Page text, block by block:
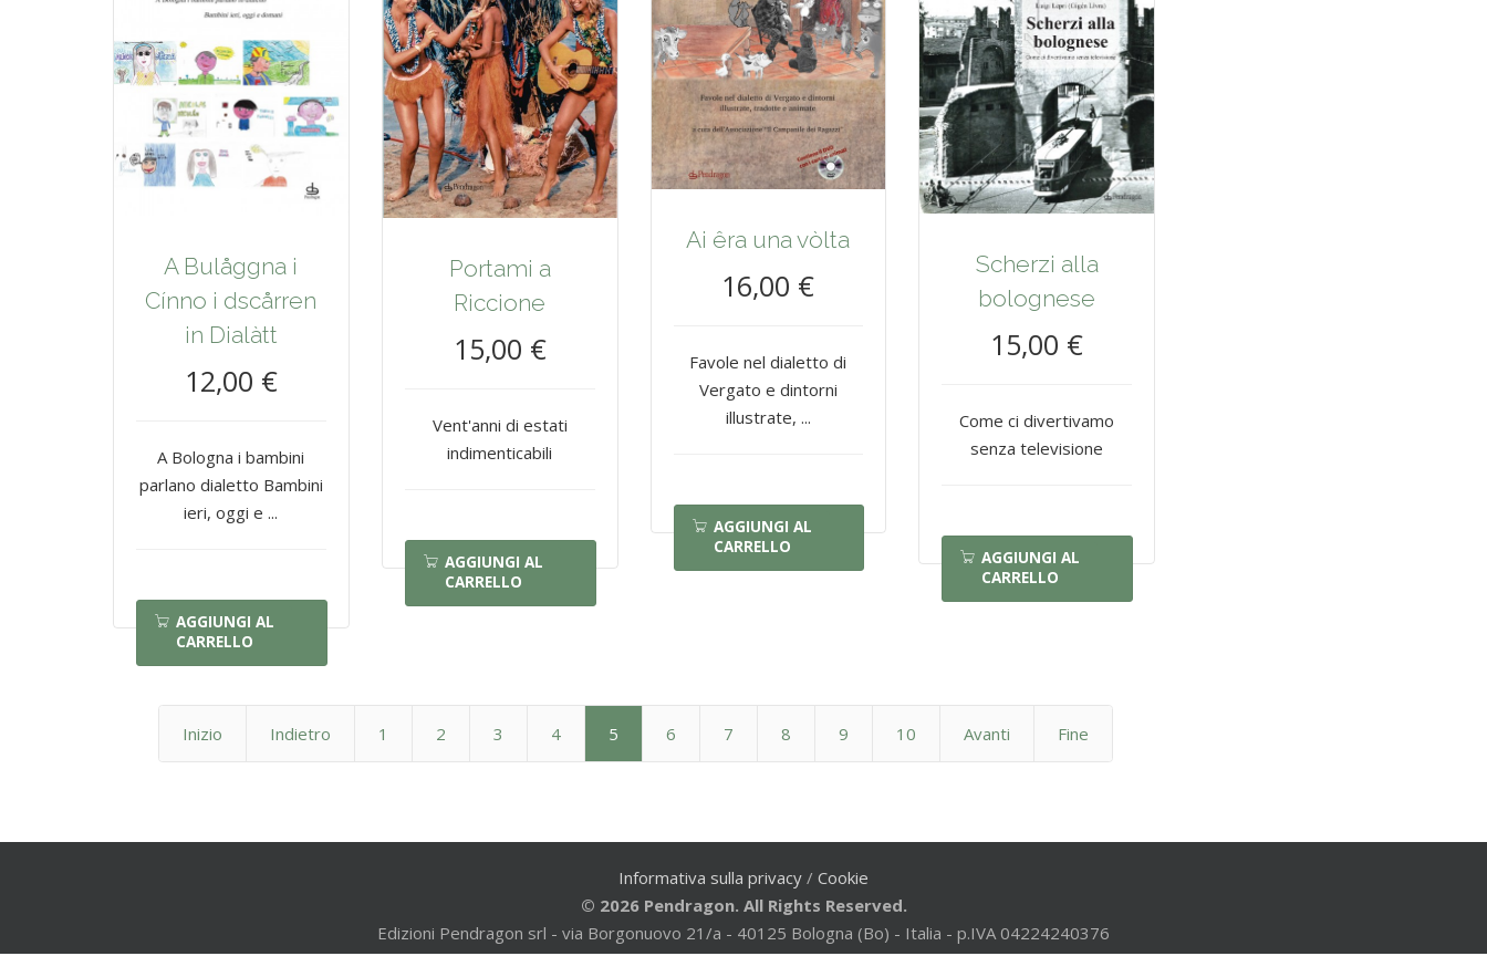
A Bulåggna i
Cínno i dscårren
in Dialàtt
12,00 €
A Bologna i bambini
parlano dialetto Bambini
ieri, oggi e ...
AGGIUNGI AL
CARRELLO
Portami a
Riccione
15,00 €
Vent'anni di estati
indimenticabili
AGGIUNGI AL
CARRELLO
Ai êra una vòlta
16,00 €
Favole nel dialetto di
Vergato e dintorni
illustrate, ...
AGGIUNGI AL
CARRELLO
Scherzi alla
bolognese
15,00 €
Come ci divertivamo
senza televisione
AGGIUNGI AL
CARRELLO
Inizio Indietro 1 2 3 4 5 6 7 8 9 10 Avanti Fine
Informativa sulla privacy / Cookie
© 2026 Pendragon. All Rights Reserved.
Edizioni Pendragon srl - via Borgonuovo 21/a - 40125 Bologna (Bo) - Italia - p.IVA 04224240376
Iscritta al registro imprese di Bologna n. 65074 - Powered byDisegno Web Bologna